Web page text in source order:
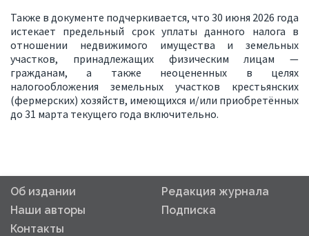
Также в документе подчеркивается, что 30 июня 2026 года
истекает предельный срок уплаты данного налога в
отношении недвижимого имущества и земельных
участков, принадлежащих физическим лицам —
гражданам, а также неоцененных в целях
налогообложения земельных участков крестьянских
(фермерских) хозяйств, имеющихся и/или приобретённых
до 31 марта текущего года включительно.
Об издании
Редакция журнала
Наши авторы
Подписка
Контакты